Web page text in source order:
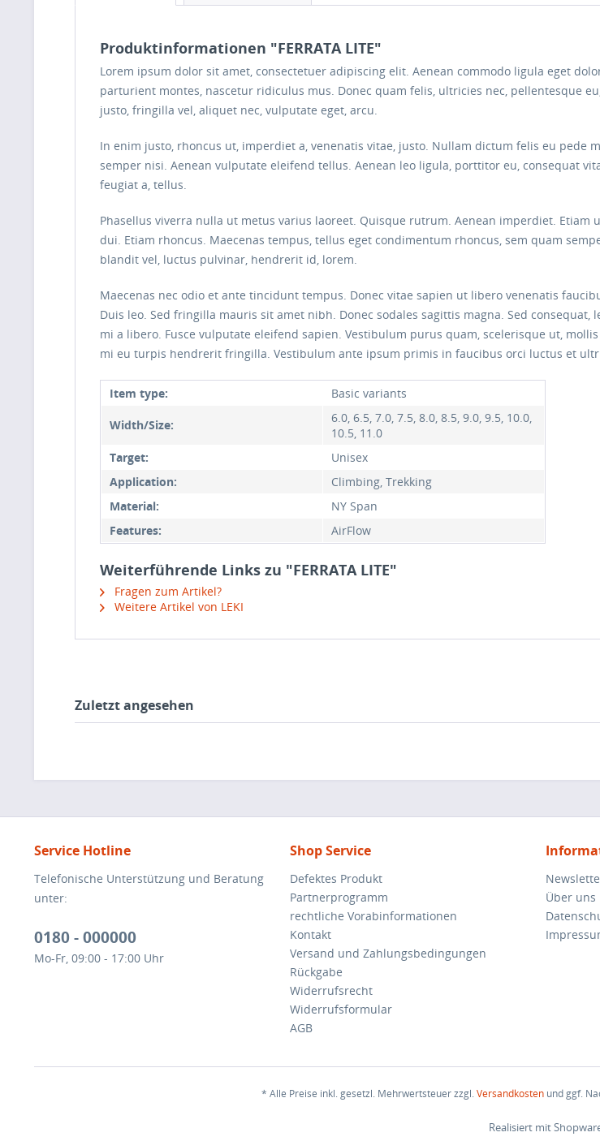
Produktinformationen "FERRATA LITE"
Lorem ipsum dolor sit amet, consectetuer adipiscing elit. Aenean commodo ligula eget
parturient montes, nascetur ridiculus mus. Donec quam felis, ultricies nec, pellentesque
justo, fringilla vel, aliquet nec, vulputate eget, arcu.
In enim justo, rhoncus ut, imperdiet a, venenatis vitae, justo. Nullam dictum felis eu pede
semper nisi. Aenean vulputate eleifend tellus. Aenean leo ligula, porttitor eu, consequat
feugiat a, tellus.
Phasellus viverra nulla ut metus varius laoreet. Quisque rutrum. Aenean imperdiet.
dui. Etiam rhoncus. Maecenas tempus, tellus eget condimentum rhoncus, sem quam
blandit vel, luctus pulvinar, hendrerit id, lorem.
Maecenas nec odio et ante tincidunt tempus. Donec vitae sapien ut libero venenatis
Duis leo. Sed fringilla mauris sit amet nibh. Donec sodales sagittis magna. Sed
mi a libero. Fusce vulputate eleifend sapien. Vestibulum purus quam, scelerisque ut,
mi eu turpis hendrerit fringilla. Vestibulum ante ipsum primis in faucibus orci luctus et
Item type: Basic variants
Width/Size:
6.0, 6.5, 7.0, 7.5, 8.0, 8.5, 9.0, 9.5, 10.0,
10.5, 11.0
Target:
Unisex
Application:
Climbing, Trekking
Material:
NY Span
Features:
AirFlow
Weiterführende Links zu "FERRATA LITE"
Fragen zum Artikel?
Weitere Artikel von LEKI
Zuletzt angesehen
Service Hotline
Telefonische Unterstützung und Beratung
unter:
0180 - 000000
Mo-Fr, 09:00 - 17:00 Uhr
Shop Service
Defektes Produkt
Partnerprogramm
rechtliche Vorabinformationen
Kontakt
Versand und Zahlungsbedingungen
Rückgabe
Widerrufsrecht
Widerrufsformular
AGB
Über uns
* Alle Preise inkl. gesetzl. Mehrwertsteuer zzgl.Versandkostenund ggf.
Realisiert mit